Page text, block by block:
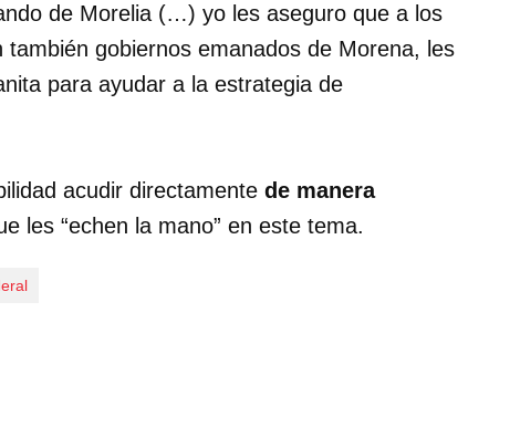
de Morelia (…) yo les aseguro que a los
gobiernos emanados de Morena, les
para ayudar a la estrategia de
acudir directamente de manera
les “echen la mano” en este tema.